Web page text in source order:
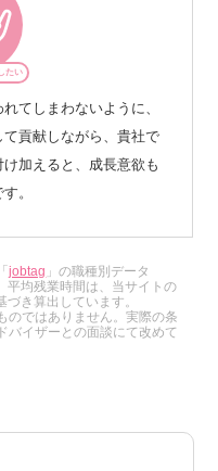
たい
てしまわないように、
貢献しながら、貴社で
加えると、成長意欲も
。
jobtag 」の職種別データ
平均残業時間は、当サイトの
き算出しています。
のではありません。実際の条
バイザーとの面談にて改めて